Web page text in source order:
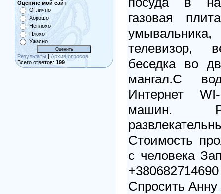
Оцените мой сайт
Отлично
Хорошо
Неплохо
Плохо
Ужасно
Результаты | Архив опросов
Всего ответов: 199
газовая
телевизор,
беседка во
мангал.С
Интернет
машин.
Стоимость
с человека
Спросить